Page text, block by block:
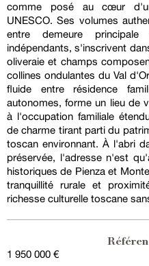
comme posé au cœur
UNESCO. Ses volumes
entre demeure
indépendants, s'inscrivent
oliveraie et champs
collines ondulantes du Val
fluide entre résidence
autonomes, forme un lieu de
à l'occupation familiale
de charme tirant parti du
toscan environnant. À l'abri
préservée, l'adresse n'est
historiques de Pienza et
tranquillité rurale et
richesse culturelle toscane
1 950 000 €